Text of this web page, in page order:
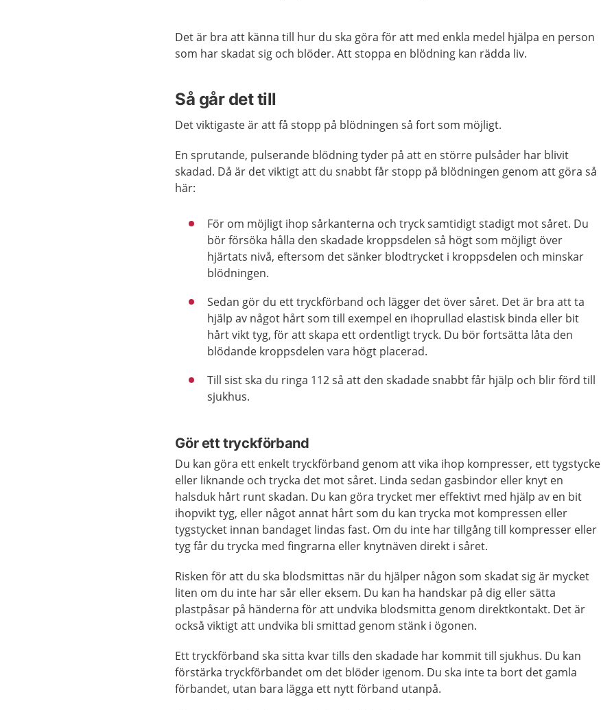
Det är bra att känna till hur du ska göra för att med enkla medel hjälpa en person
som har skadat sig och blöder. Att stoppa en blödning kan rädda liv.
Så går det till
Det viktigaste är att få stopp på blödningen så fort som möjligt.
En sprutande, pulserande blödning tyder på att en större pulsåder har blivit
skadad. Då är det viktigt att du snabbt får stopp på blödningen genom att göra så
här:
För om möjligt ihop sårkanterna och tryck samtidigt stadigt mot såret. Du
bör försöka hålla den skadade kroppsdelen så högt som möjligt över
hjärtats nivå, eftersom det sänker blodtrycket i kroppsdelen och minskar
blödningen.
Sedan gör du ett tryckförband och lägger det över såret. Det är bra att ta
hjälp av något hårt som till exempel en ihoprullad elastisk binda eller bit
hårt vikt tyg, för att skapa ett ordentligt tryck. Du bör fortsätta låta den
blödande kroppsdelen vara högt placerad.
Till sist ska du ringa 112 så att den skadade snabbt får hjälp och blir förd till
sjukhus.
Gör ett tryckförband
Du kan göra ett enkelt tryckförband genom att vika ihop kompresser, ett tygstycke
eller liknande och trycka det mot såret. Linda sedan gasbindor eller knyt en
halsduk hårt runt skadan. Du kan göra trycket mer effektivt med hjälp av en bit
ihopvikt tyg, eller något annat hårt som du kan trycka mot kompressen eller
tygstycket innan bandaget lindas fast. Om du inte har tillgång till kompresser eller
tyg får du trycka med fingrarna eller knytnäven direkt i såret.
Risken för att du ska blodsmittas när du hjälper någon som skadat sig är mycket
liten om du inte har sår eller eksem. Du kan ha handskar på dig eller sätta
plastpåsar på händerna för att undvika blodsmitta genom direktkontakt. Det är
också viktigt att undvika bli smittad genom stänk i ögonen.
Ett tryckförband ska sitta kvar tills den skadade har kommit till sjukhus. Du kan
förstärka tryckförbandet om det blöder igenom. Du ska inte ta bort det gamla
förbandet, utan bara lägga ett nytt förband utanpå.